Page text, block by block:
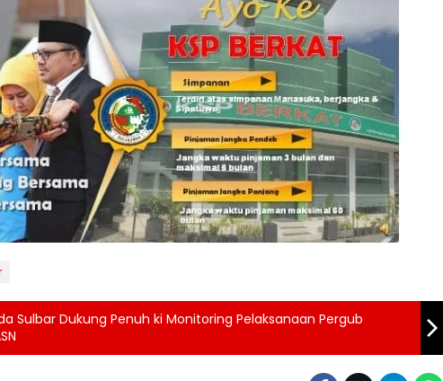
Sulbar Dukung Penuh ki Monitoring Pelaksanaan Pergub